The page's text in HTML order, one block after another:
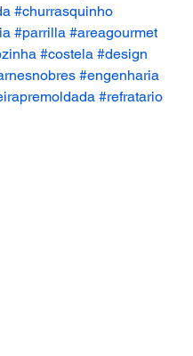
#churrasquinho
#parrilla #areagourmet
#costela #design
#engenharia
#refratario